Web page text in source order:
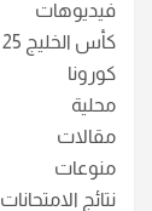
فيديوهات
كأس الخليج 25
كورونا
محلية
مقالات
منوعات
نتائج الامتحانات